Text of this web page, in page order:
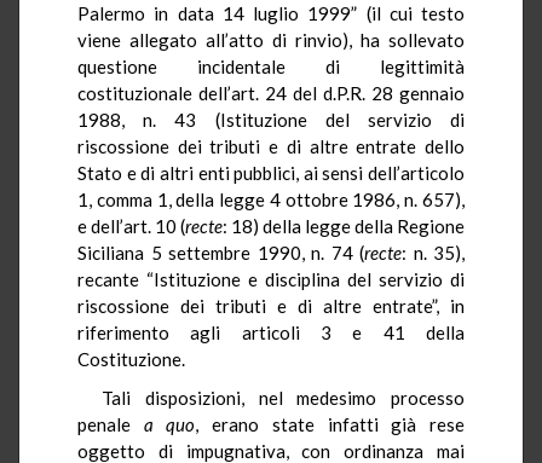
Palermo in data 14 luglio 1999” (il cui testo
viene allegato all’atto di rinvio), ha sollevato
questione incidentale di legittimità
costituzionale dell’art. 24 del d.P.R. 28 gennaio
1988, n. 43 (Istituzione del servizio di
riscossione dei tributi e di altre entrate dello
Stato e di altri enti pubblici, ai sensi dell’articolo
1, comma 1, della legge 4 ottobre 1986, n. 657),
e dell’art. 10 (recte: 18) della legge della Regione
Siciliana 5 settembre 1990, n. 74 (recte: n. 35),
recante “Istituzione e disciplina del servizio di
riscossione dei tributi e di altre entrate”, in
riferimento agli articoli 3 e 41 della
Costituzione.
Tali disposizioni, nel medesimo processo
penale a quo, erano state infatti già rese
oggetto di impugnativa, con ordinanza mai